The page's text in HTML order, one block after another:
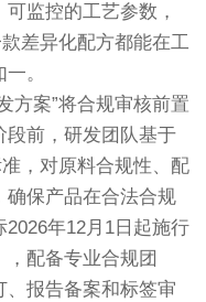
监控的工艺参数，
差异化配方都能在工
。
方案”将合规审核前置
前，研发团队基于
，对原料合规性、配
确保产品在合法合规
年12月1日起施行
配备专业合规团
、报告备案和标签审